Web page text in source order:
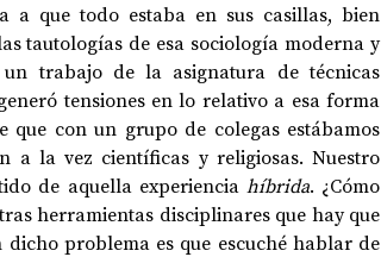
a que todo estaba en sus casillas, bien
tautologías de esa sociología moderna y
trabajo de la asignatura de técnicas
tensiones en lo relativo a esa forma
con un grupo de colegas estábamos
a la vez científicas y religiosas. Nuestro
de aquella experiencia híbrida. ¿Cómo
herramientas disciplinares que hay que
problema es que escuché hablar de